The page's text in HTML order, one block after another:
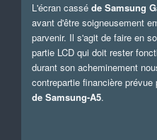
L'écran cassé de Samsung
avant d'être soigneusement
parvenir. Il s'agit de faire en
partie LCD qui doit rester
durant son acheminement
contrepartie financière
de Samsung-A5.